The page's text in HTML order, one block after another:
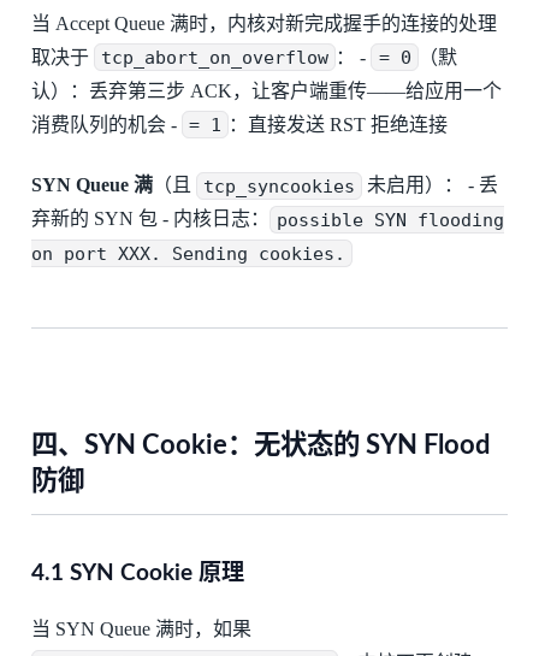
当 Accept Queue 满时，内核对新完成握手的连接的处理
取决于
tcp_abort_on_overflow ： - = 0
（默
认）：丢弃第三步 ACK，让客户端重传——给应用一个
消费队列的机会 - = 1 ：直接发送 RST 拒绝连接
SYN Queue 满（且 tcp_syncookies
未启用）： - 丢
弃新的 SYN 包 - 内核日志：
possible SYN flooding
on port XXX. Sending cookies.
四、SYN Cookie：无状态的 SYN Flood
防御
4.1 SYN Cookie 原理
当 SYN Queue 满时，如果